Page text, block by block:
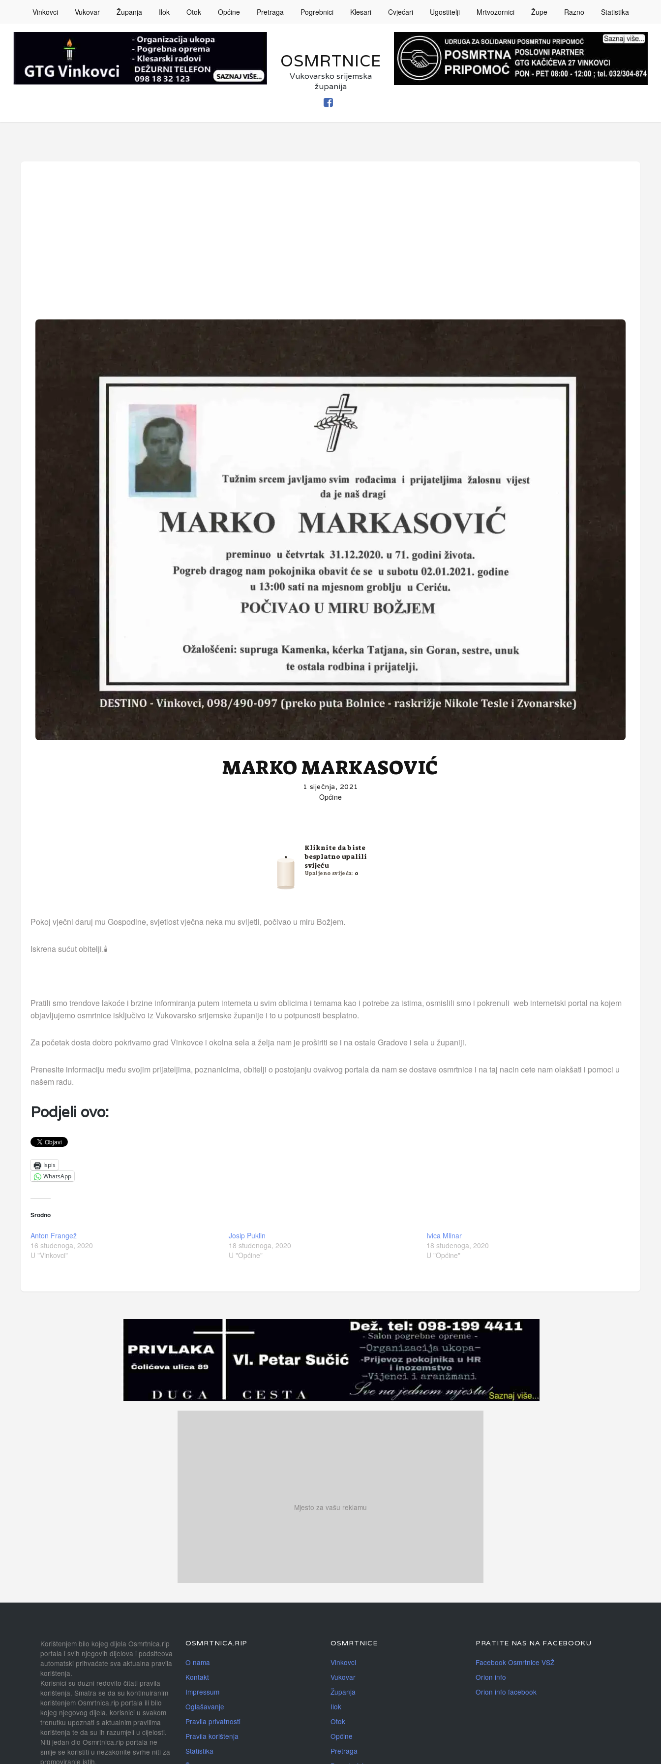
Vinkovci Vukovar Županja Ilok Otok Općine Pretraga Pogrebnici Klesari Cvjećari Ugostitelji Mrtvozornici Župe Razno Statistika
OSMRTNICE
Vukovarsko srijemska
županija
MARKO MARKASOVIĆ
1 siječnja, 2021
Općine
Kliknite da biste
besplatno upalili
svijeću
Upaljeno svijeća: 0
Pokoj vječni daruj mu Gospodine, svjetlost vječna neka mu svijetli, počivao u miru Božjem.
Iskrena sućut obitelji.🕯
Pratili smo trendove lakoće i brzine informiranja putem interneta u svim oblicima i temama kao i potrebe za istima, osmislili smo i pokrenuli web internetski portal na kojem
objavljujemo osmrtnice isključivo iz Vukovarsko srijemske županije i to u potpunosti besplatno.
Za početak dosta dobro pokrivamo grad Vinkovce i okolna sela a želja nam je proširiti se i na ostale Gradove i sela u županiji.
Prenesite informaciju među svojim prijateljima, poznanicima, obitelji o postojanju ovakvog portala da nam se dostave osmrtnice i na taj nacin cete nam olakšati i pomoci u
našem radu.
Podjeli ovo:
Ispis
WhatsApp
Srodno
Anton Frangež
16 studenoga, 2020
U "Vinkovci"
Josip Puklin
18 studenoga, 2020
U "Općine"
Ivica Mlinar
18 studenoga, 2020
U "Općine"
Mjesto za vašu reklamu
Korištenjem bilo kojeg dijela Osmrtnica.rip
portala i svih njegovih dijelova i podsiteova
automatski prihvaćate sva aktualna pravila
korištenja.
Korisnici su dužni redovito čitati pravila
korištenja. Smatra se da su kontinuiranim
korištenjem Osmrtnica.rip portala ili bilo
kojeg njegovog dijela, korisnici u svakom
trenutku upoznati s aktualnim pravilima
korištenja te da su ih razumjeli u cijelosti.
Niti jedan dio Osmrtnica.rip portala ne
smije se koristiti u nezakonite svrhe niti za
promoviranje istih.
OSMRTNICA.RIP
O nama
Kontakt
Impressum
Oglašavanje
Pravila privatnosti
Pravila korištenja
Statistika
OSMRTNICE
Vinkovci
Vukovar
Županja
Ilok
Otok
Općine
Pretraga
PRATITE NAS NA FACEBOOKU
Facebook Osmrtnice VSŽ
Orion info
Orion info facebook